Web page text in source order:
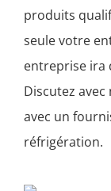
produits
seule votre
entreprise ira
Discutez
avec un
réfrigération.